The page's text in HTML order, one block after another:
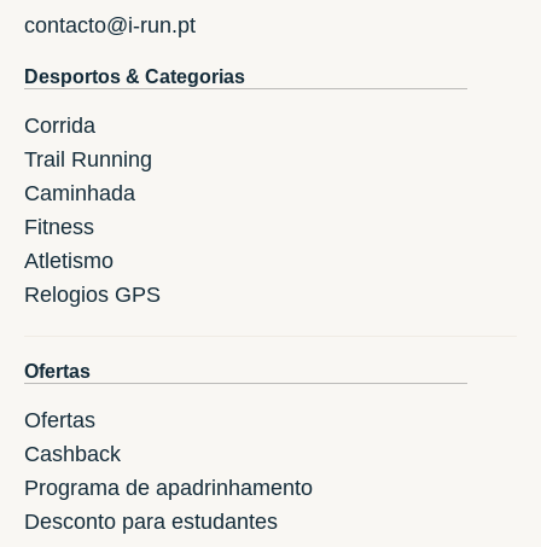
contacto@i-run.pt
Desportos & Categorias
Corrida
Trail Running
Caminhada
Fitness
Atletismo
Relogios GPS
Ofertas
Ofertas
Cashback
Programa de apadrinhamento
Desconto para estudantes